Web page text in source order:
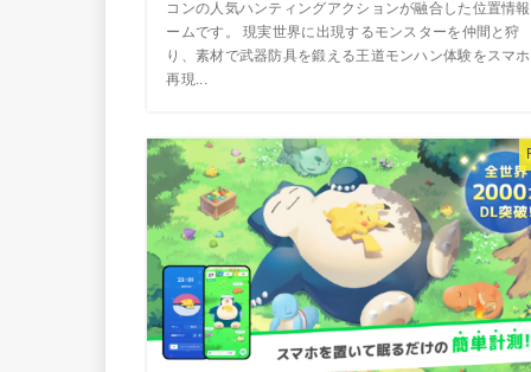
コンの人気ハンティングアクションが融合した位置情
ームです。 現実世界に出現するモンスターを仲間と狩
り、素材で武器防具を鍛える王道モンハン体験をスマ
再現...